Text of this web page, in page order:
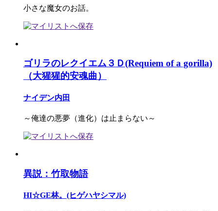
小さな魔女のお話。
ゴリラのレクイエム３Ｄ(Requiem of a gorilla)
（大猩猩的安魂曲）
ナイデン内田
～俺達の悪夢（進化）は止まらない～
異説：竹取物語
HI☆GE林。(ヒゲハヤシマル)